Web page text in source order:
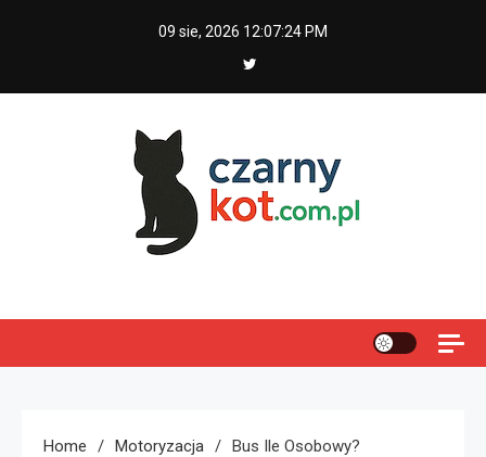
09 sie, 2026 12:07:25 PM
Home Motoryzacja Bus Ile Osobowy?